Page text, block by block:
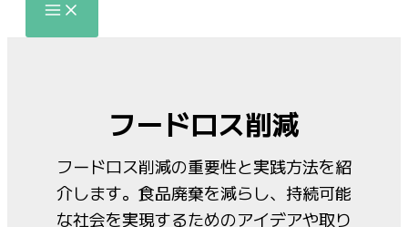
フードロス削減
フードロス削減の重要性と実践方法を紹
介します。食品廃棄を減らし、持続可能
な社会を実現するためのアイデアや取り